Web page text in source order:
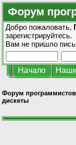
Форум
Добро пожаловать,
зарегистрируйтесь.
Вам не пришло
Начало
Форум программистов
дискеты